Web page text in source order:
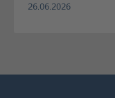
26.06.2026